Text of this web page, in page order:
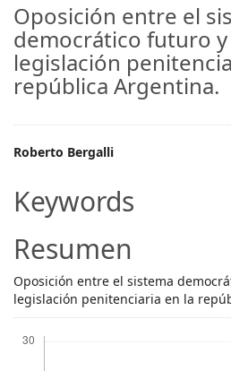
Oposición entre el
democrático futuro y
legislación
república Argentina.
Main
Article
Content
Roberto Bergalli
Keywords
Resumen
Oposición entre el sistema
legislación penitenciaria en la